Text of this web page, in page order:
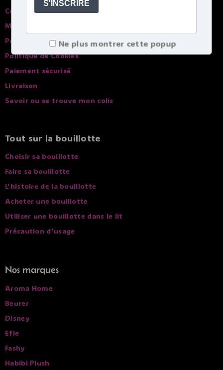
Conditions générales de ventes
Mentions légales
Politique de confidentialité
Politique de Cookies
Paiement sécurisé
Livraison
Savoir ou se trouve mon colis
Tout sur la bouillotte
Choisir sa bouillotte
Faire sa bouillotte
L'histoire de la bouillotte
Acheter une bouillotte
Utiliser une bouillotte dans le lit
Précaution d'usage
Nos marques
Aroma Home
Beurer
Disney
Efie
Fashy
Habibi Plush
Ne plus montrer cette popup